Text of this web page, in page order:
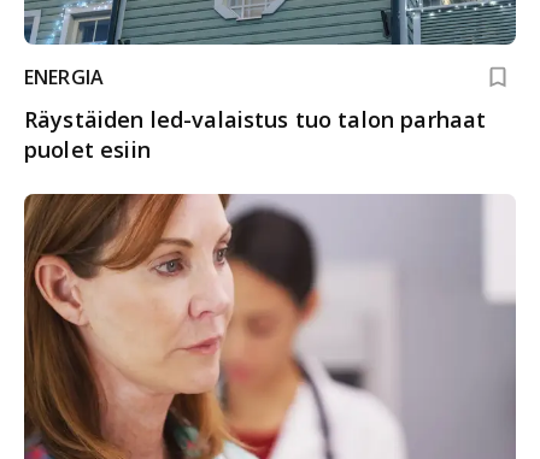
ENERGIA
Räystäiden led-valaistus tuo talon parhaat
puolet esiin